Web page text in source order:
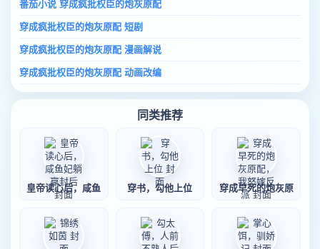
番茄小说 穿成疯批权臣的炮灰原配
穿成疯批权臣的炮灰原配 短剧
穿成疯批权臣的炮灰原配 漫画解说
穿成疯批权臣的炮灰原配 动画改编
同类推荐
皇帝读心后，咸鱼 穿书，勾他上位 穿成早死的炮灰原